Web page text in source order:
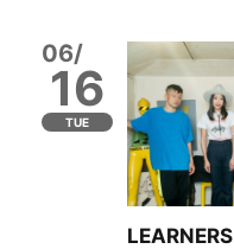
06/
16
TUE
LEARNERS